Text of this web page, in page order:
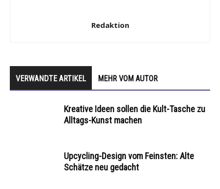
Redaktion
VERWANDTE ARTIKEL MEHR VOM AUTOR
Kreative Ideen sollen die Kult-Tasche zu
Alltags-Kunst machen
Upcycling-Design vom Feinsten: Alte
Schätze neu gedacht